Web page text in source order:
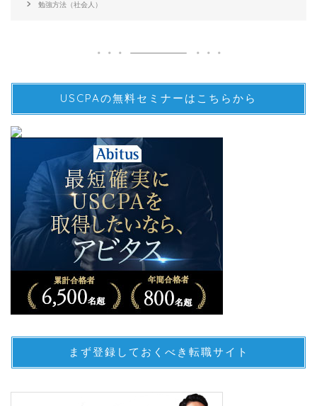
勉強方法（社会人）
USCPAの無料セミナーはこちらから
まず登録しておくべき転職サイト